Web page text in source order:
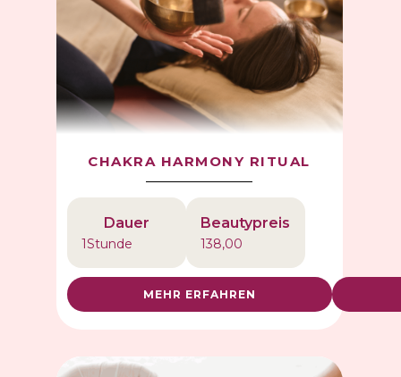
CHAKRA HARMONY RITUAL
Dauer
1Stunde
Beautypreis
138,00
MEHR ERFAHREN